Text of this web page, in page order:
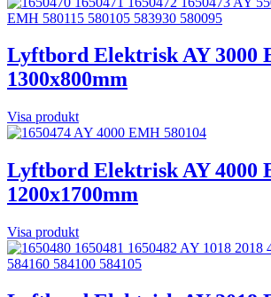
Lyftbord Elektrisk AY 3000
1300x800mm
Visa produkt
Lyftbord Elektrisk AY 4000
1200x1700mm
Visa produkt